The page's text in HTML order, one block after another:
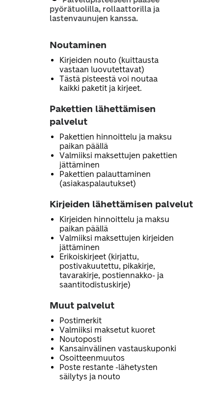
pyörätuolilla, rollaattorilla ja
lastenvaunujen kanssa.
Noutaminen
Kirjeiden nouto (kuittausta
vastaan luovutettavat)
Tästä pisteestä voi noutaa
kaikki paketit ja kirjeet.
Pakettien lähettämisen
palvelut
Pakettien hinnoittelu ja maksu
paikan päällä
Valmiiksi maksettujen pakettien
jättäminen
Pakettien palauttaminen
(asiakaspalautukset)
Kirjeiden lähettämisen palvelut
Kirjeiden hinnoittelu ja maksu
paikan päällä
Valmiiksi maksettujen kirjeiden
jättäminen
Erikoiskirjeet (kirjattu,
postivakuutettu, pikakirje,
tavarakirje, postiennakko- ja
saantitodistuskirje)
Muut palvelut
Postimerkit
Valmiiksi maksetut kuoret
Noutoposti
Kansainvälinen vastauskuponki
Osoitteenmuutos
Poste restante -lähetysten
säilytys ja nouto